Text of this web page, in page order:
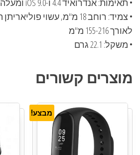
• תאימות: אנדרואיד 4.4 ו-iOS 9.0 ומעלה
• צמיד: רוחב 18 מ"מ, עשוי
לאורך 155-216 מ"מ
• משקל: 22.1 גרם
מוצרים קשורים
מבצע!